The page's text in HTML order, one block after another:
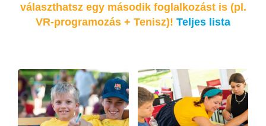
választhatsz egy második foglalkozást is (pl.
VR-programozás + Tenisz)! Teljes lista